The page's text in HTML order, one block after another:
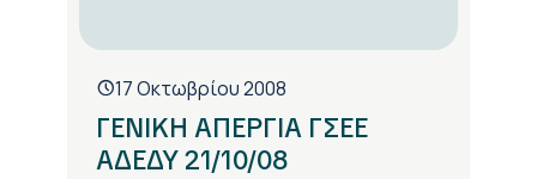
17 Οκτωβρίου 2008
ΓΕΝΙΚΗ ΑΠΕΡΓΙΑ ΓΣΕΕ 
ΑΔΕΔΥ 21/10/08